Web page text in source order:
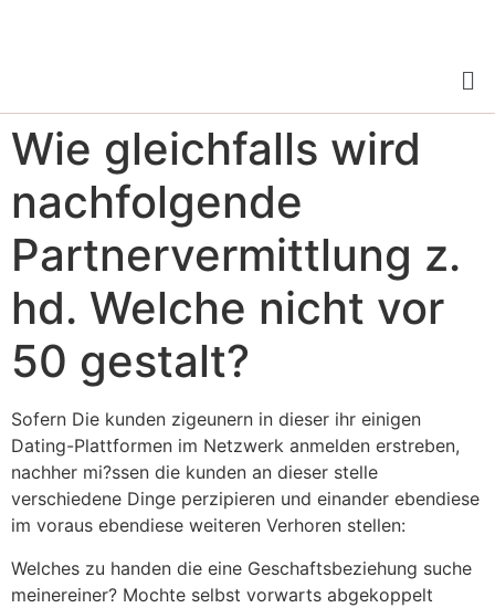
Wie gleichfalls wird
nachfolgende
Partnervermittlung z.
hd. Welche nicht vor
50 gestalt?
Sofern Die kunden zigeunern in dieser ihr einigen
Dating-Plattformen im Netzwerk anmelden erstreben,
nachher mi?ssen die kunden an dieser stelle
verschiedene Dinge perzipieren und einander ebendiese
im voraus ebendiese weiteren Verhoren stellen:
Welches zu handen die eine Geschaftsbeziehung suche
meinereiner? Mochte selbst vorwarts abgekoppelt